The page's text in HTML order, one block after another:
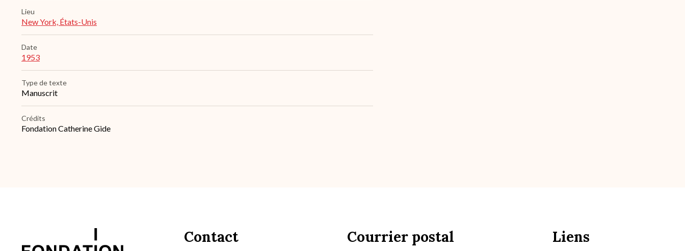
Lieu
New York, États-Unis
Date
1953
Type de texte
Manuscrit
Crédits
Fondation Catherine Gide
Contact Courrier postal Liens